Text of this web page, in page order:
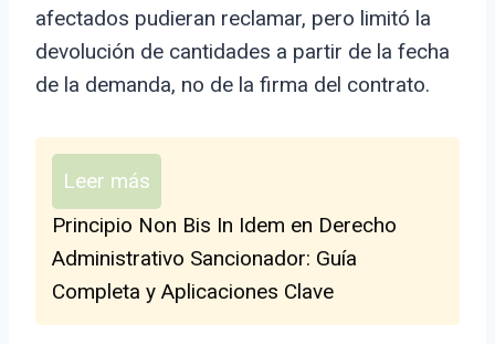
afectados pudieran reclamar, pero limitó la
devolución de cantidades a partir de la fecha
de la demanda, no de la firma del contrato.
Leer más
Principio Non Bis In Idem en Derecho
Administrativo Sancionador: Guía
Completa y Aplicaciones Clave